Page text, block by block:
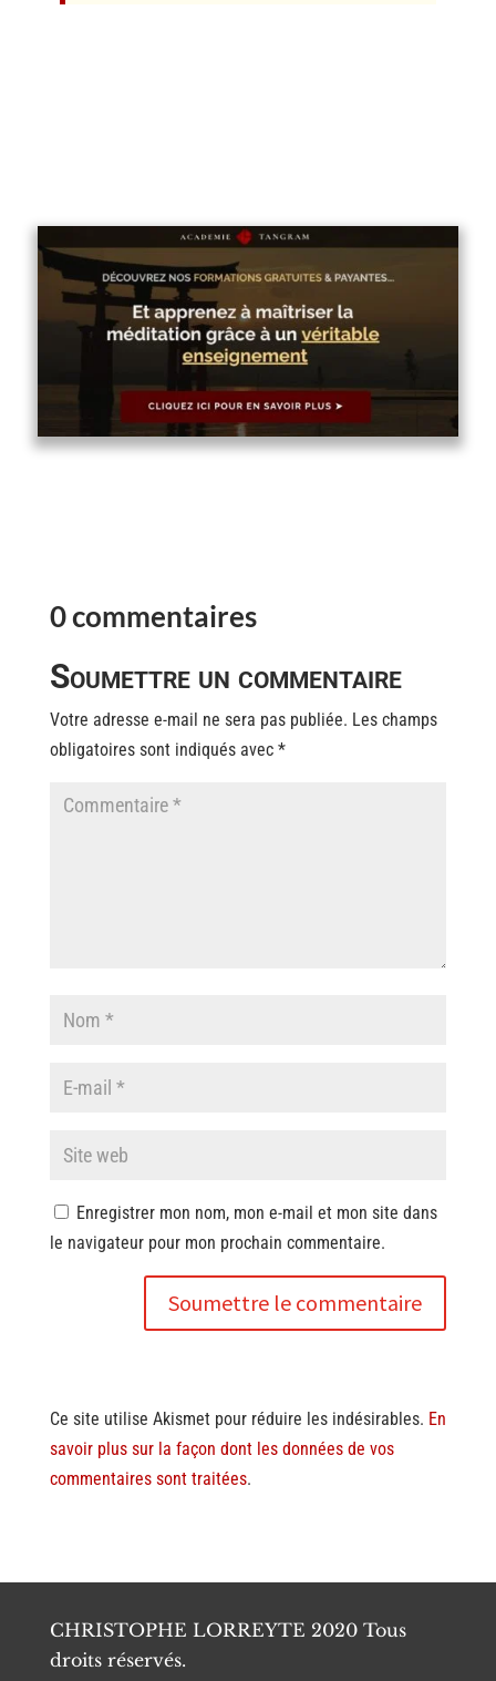
0 commentaires
Soumettre un commentaire
Votre adresse e-mail ne sera pas publiée. Les champs
obligatoires sont indiqués avec *
Enregistrer mon nom, mon e-mail et mon site dans
le navigateur pour mon prochain commentaire.
Soumettre le commentaire
Ce site utilise Akismet pour réduire les indésirables. En
savoir plus sur la façon dont les données de vos
commentaires sont traitées.
CHRISTOPHE LORREYTE 2020 Tous
droits réservés.